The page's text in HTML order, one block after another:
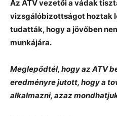
Az ATV vezetői a vádak
vizsgálóbizottságot hoztak
tudatták, hogy a jövőben
munkájára.
Meglepődtél, hogy az ATV
eredményre jutott, hogy a
alkalmazni, azaz